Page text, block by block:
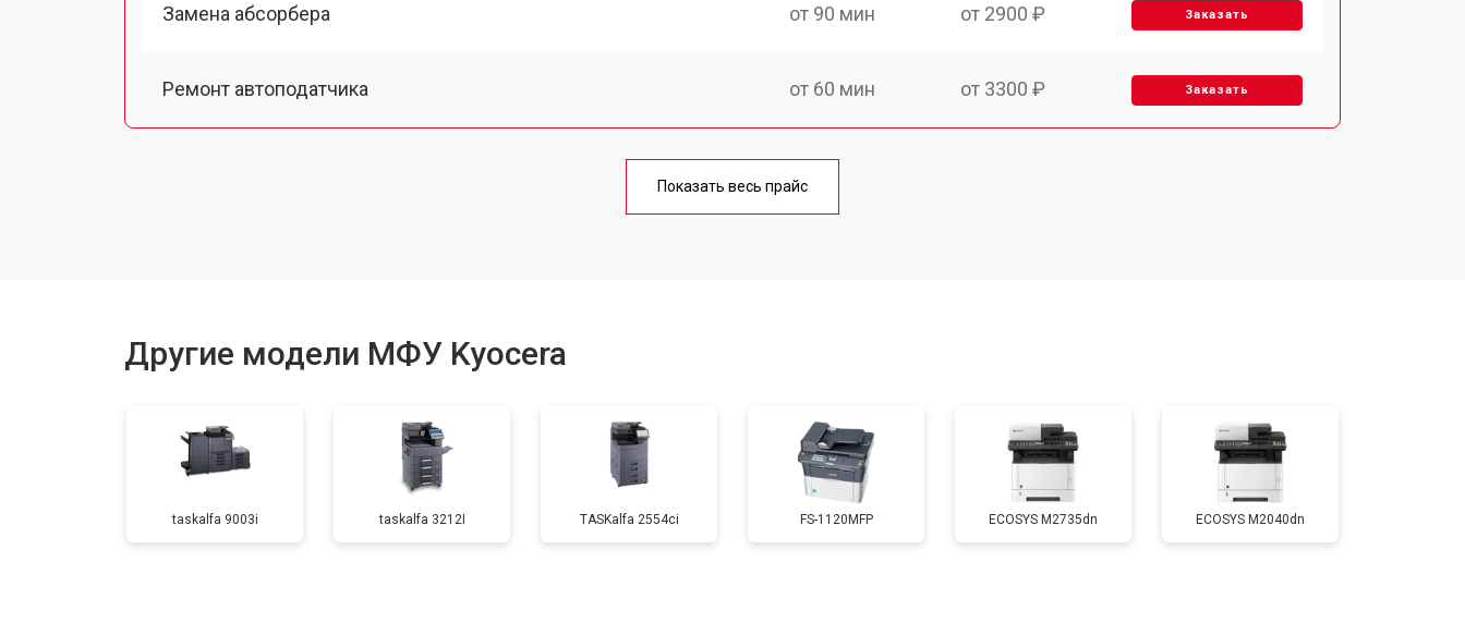
Замена абсорбера от 90 мин от 2900 ₽ Заказать
Ремонт автоподатчика от 60 мин от 3300 ₽ Заказать
от 90 мин
Замена каретки от 90 мин от 2800 ₽ Заказать
Замена Wi-Fi от 60 мин от 2700 ₽ Заказать
Показать весь прайс
Другие модели МФУ Kyocera
taskalfa 9003i taskalfa 3212I TASKalfa 2554ci FS-1120MFP ECOSYS M2735dn ECOSYS M2040dn